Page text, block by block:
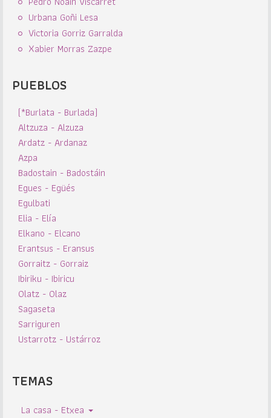
Urbana Goñi Lesa
Victoria Gorriz Garralda
Xabier Morras Zazpe
PUEBLOS
(*Burlata - Burlada)
Altzuza - Alzuza
Ardatz - Ardanaz
Azpa
Badostain - Badostáin
Egues - Egüés
Egulbati
Elia - Elía
Elkano - Elcano
Erantsus - Eransus
Gorraitz - Gorraiz
Ibiriku - Ibiricu
Olatz - Olaz
Sagaseta
Sarriguren
Ustarrotz - Ustárroz
TEMAS
La casa - Etxea